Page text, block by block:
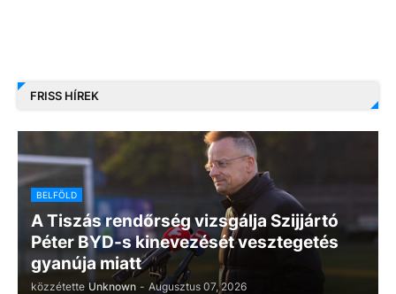
FRISS HÍREK
BELFÖLD
A Tiszás rendőrség vizsgálja Szijjártó
Péter BYD-s kinevezését vesztegetés
gyanúja miatt
közzétette Unknown - Augusztus 07, 2026